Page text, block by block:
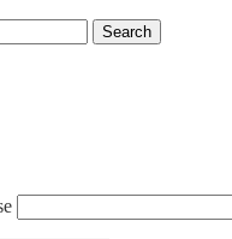
Search